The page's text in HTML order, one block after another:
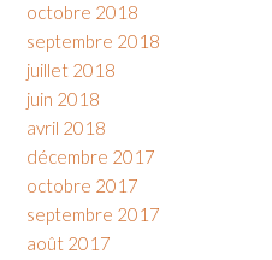
octobre 2018
septembre 2018
juillet 2018
juin 2018
avril 2018
décembre 2017
octobre 2017
septembre 2017
août 2017